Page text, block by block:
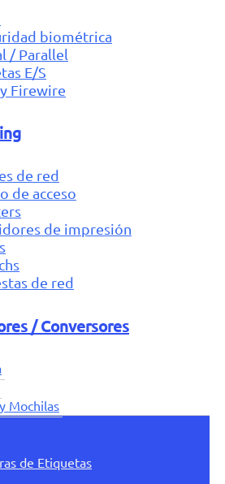
biométrica
/ Parallel
E/S
Firewire
de red
de acceso
de impresión
de red
/ Conversores
Mochilas
de Etiquetas